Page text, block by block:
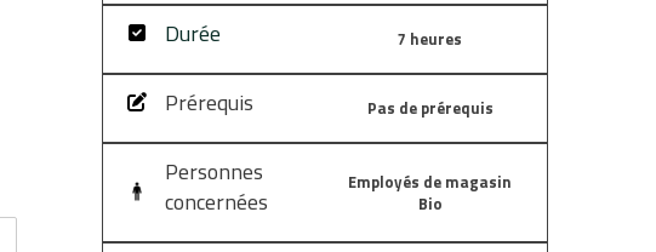
Durée 7 heures
Prérequis Pas de prérequis
Personnes
concernées
Employés de magasin
Bio